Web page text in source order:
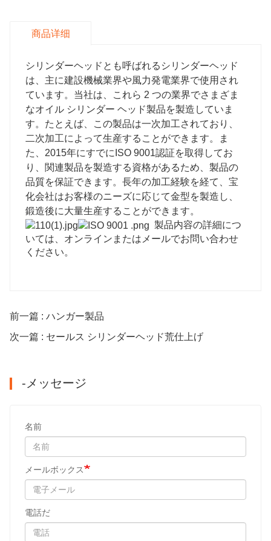
商品详细
シリンダーヘッドとも呼ばれるシリンダーヘッド
は、主に建設機械業界や風力発電業界で使用され
ています。当社は、これら 2 つの業界でさまざま
なオイル シリンダー ヘッド製品を製造していま
す。たとえば、この製品は一次加工されており、
二次加工によって生産することができます。ま
た、2015年にすでにISO 9001認証を取得してお
り、関連製品を製造する資格があるため、製品の
品質を保証できます。 長年の加工経験を経て、宝
化会社はお客様のニーズに応じて金型を製造し、
鍛造後に大量生産することができます。
製品内容の詳細につ
いては、オンラインまたはメールでお問い合わせ
ください。
前一篇 : ハンガー製品
次一篇 : セールス シリンダーヘッド荒仕上げ
-メッセージ
名前
メールボックス
電話だ